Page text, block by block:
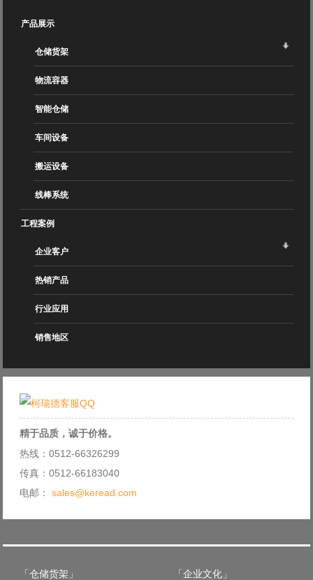
产品展示
仓储货架
物流容器
智能仓储
车间设备
搬运设备
线棒系统
工程案例
企业客户
热销产品
行业应用
销售地区
精于品质，诚于价格。
热线：0512-66326299
传真：0512-66183040
电邮： sales@keread.com
「仓储货架」 「企业文化」